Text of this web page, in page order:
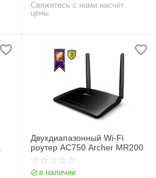
Свяжитесь с нами насчёт
цены
Двухдиапазонный Wi‑Fi
роутер AC750 Archer MR200
в наличии